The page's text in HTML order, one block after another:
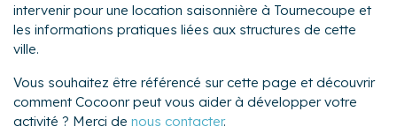
intervenir pour une location saisonnière à Tournecoupe et
les informations pratiques liées aux structures de cette
ville.
Vous souhaitez être référencé sur cette page et découvrir
comment Cocoonr peut vous aider à développer votre
activité ? Merci de nous contacter.